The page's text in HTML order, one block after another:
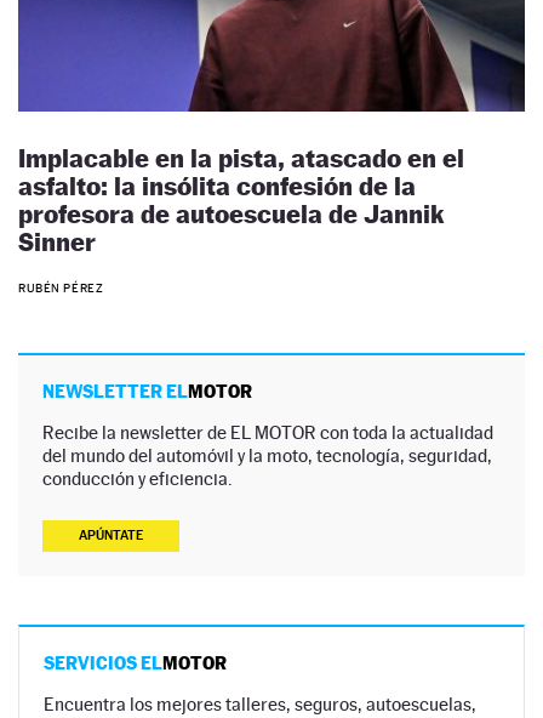
Implacable en la pista, atascado en el
asfalto: la insólita confesión de la
profesora de autoescuela de Jannik
Sinner
RUBÉN PÉREZ
NEWSLETTER ELMOTOR
Recibe la newsletter de EL MOTOR con toda la actualidad
del mundo del automóvil y la moto, tecnología, seguridad,
conducción y eficiencia.
APÚNTATE
SERVICIOS ELMOTOR
Encuentra los mejores talleres, seguros, autoescuelas,